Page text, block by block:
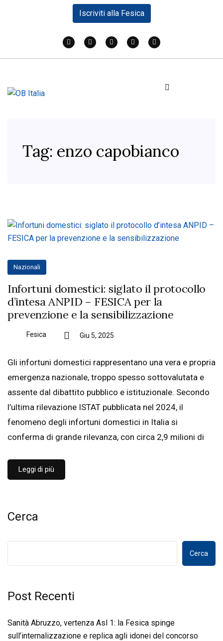
Iscriviti alla Fesica
Tag: enzo capobianco
Nazionali
Infortuni domestici: siglato il protocollo
d’intesa ANPID – FESICA per la
prevenzione e la sensibilizzazione
Fesica Giu 5, 2025
Gli infortuni domestici rappresentano una vera e propria
emergenza nazionale, troppo spesso sottovalutata e
assente dal dibattito pubblico e istituzionale. Secondo
l’ultima rilevazione ISTAT pubblicata nel 2024, il
fenomeno degli infortuni domestici in Italia si
conferma di grande rilevanza, con circa 2,9 milioni di
Leggi di più
Cerca
Cerca
Post Recenti
Sanità Abruzzo, vertenza Asl 1: la Fesica spinge
sull’internalizzazione e replica agli idonei del concorso